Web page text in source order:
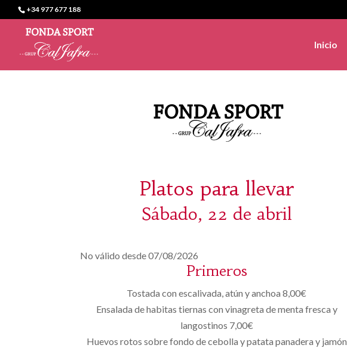
+34 977 677 188
Inicio
Platos para llevar
Sábado, 22 de abril
No válido desde 07/08/2026
Primeros
Tostada con escalivada, atún y anchoa 8,00€
Ensalada de habitas tiernas con vinagreta de menta fresca y
langostinos 7,00€
Huevos rotos sobre fondo de cebolla y patata panadera y jamón